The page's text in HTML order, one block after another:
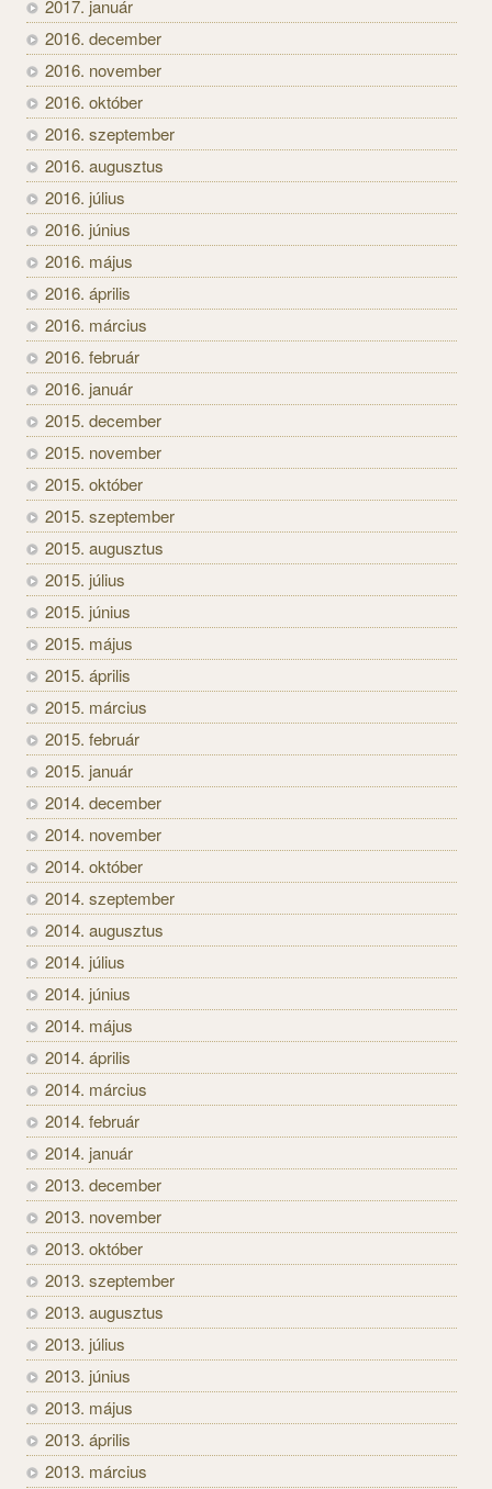
2017. január
2016. december
2016. november
2016. október
2016. szeptember
2016. augusztus
2016. július
2016. június
2016. május
2016. április
2016. március
2016. február
2016. január
2015. december
2015. november
2015. október
2015. szeptember
2015. augusztus
2015. július
2015. június
2015. május
2015. április
2015. március
2015. február
2015. január
2014. december
2014. november
2014. október
2014. szeptember
2014. augusztus
2014. július
2014. június
2014. május
2014. április
2014. március
2014. február
2014. január
2013. december
2013. november
2013. október
2013. szeptember
2013. augusztus
2013. július
2013. június
2013. május
2013. április
2013. március